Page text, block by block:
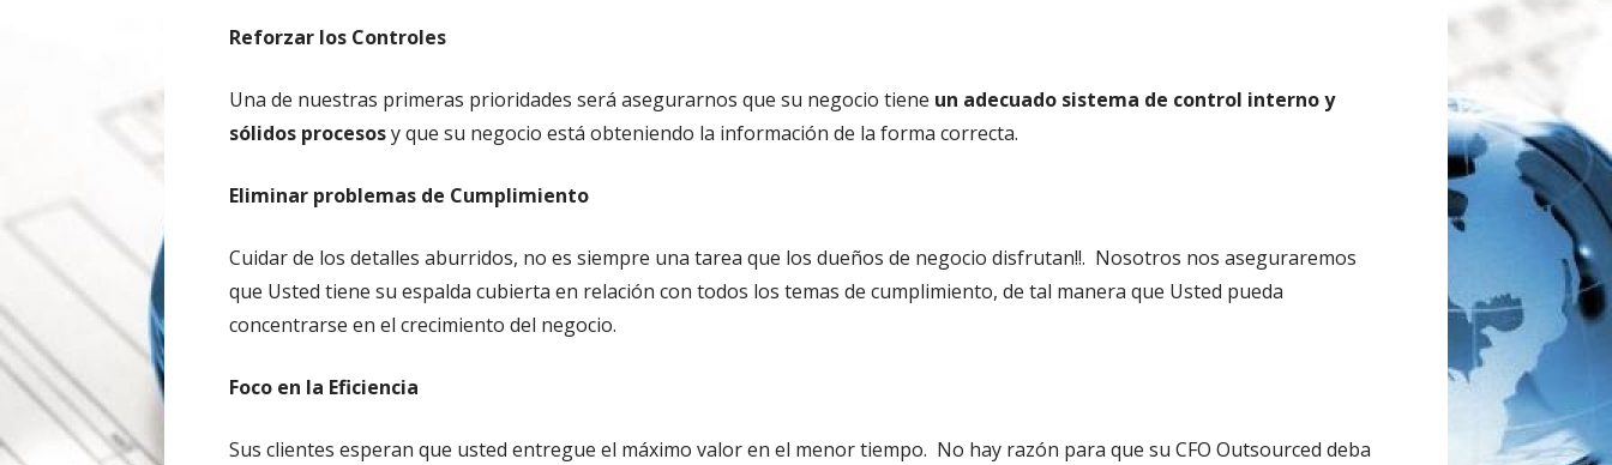
Reforzar los Controles
Una de nuestras primeras prioridades será asegurarnos que su negocio tiene un adecuado sistema de control interno y
sólidos procesosy que su negocio está obteniendo la información de la forma correcta.
Eliminar problemas de Cumplimiento
Cuidar de los detalles aburridos, no es siempre una tarea que los dueños de negocio disfrutan!!. Nosotros nos aseguraremos
que Usted tiene su espalda cubierta en relación con todos los temas de cumplimiento, de tal manera que Usted pueda
concentrarse en el crecimiento del negocio.
Foco en la Eficiencia
Sus clientes esperan que usted entregue el máximo valor en el menor tiempo. No hay razón para que su CFO Outsourced deba